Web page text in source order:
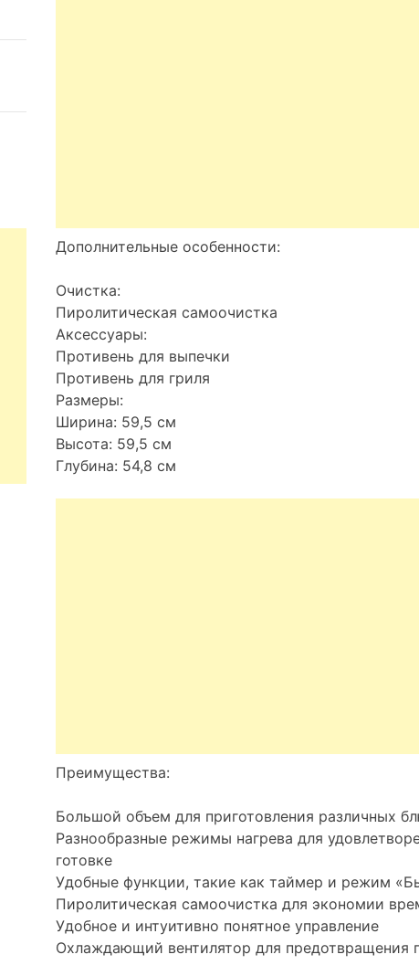
Дополнительные особенности:
Очистка:
Пиролитическая самоочистка
Аксессуары:
Противень для выпечки
Противень для гриля
Размеры:
Ширина: 59,5 см
Высота: 59,5 см
Глубина: 54,8 см
Преимущества:
Большой объем для приготовления различных
Разнообразные режимы нагрева для
готовке
Удобные функции, такие как таймер и режим
Пиролитическая самоочистка для экономии
Удобное и интуитивно понятное управление
Охлаждающий вентилятор для предотвращения